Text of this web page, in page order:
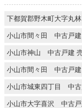
下都賀郡野木町大字丸
小山市間々田 中古戸建
小山市神山 中古戸建
小山市間々田 中古戸建
小山市城東四丁目 中古
小山市大字喜沢 中古戸